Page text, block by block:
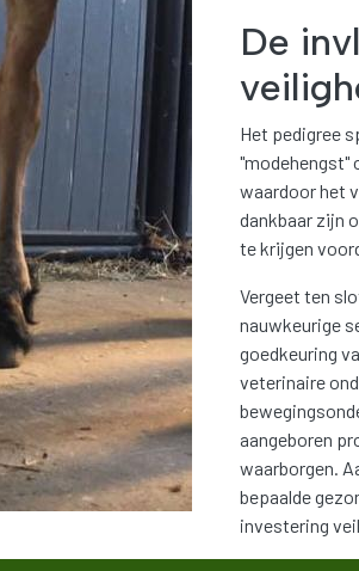
De
Het pedigree
"modehengst"
waardoor het
dankbaar zijn
te krijgen
Vergeet ten
nauwkeurige
goedkeuring
veterinaire
aangeboren
waarborgen.
bepaalde
investering